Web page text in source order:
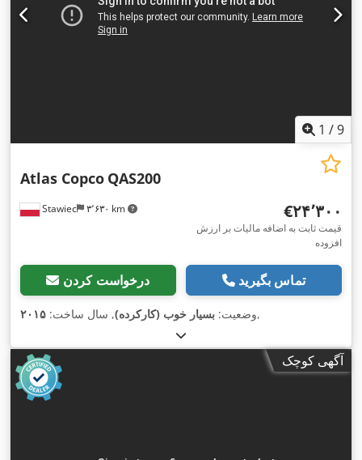
1 /9
Stawiec ۳٬۶۳۰ km
Atlas Copco QAS200
‎€۲۴٬۳۰۰
قیمت ثابت به اضافه مالیات بر ارزش
افزوده
درخواست کردن تماس بگیرید
وضعیت: بسیار خوب (کارکرده), سال ساخت: ۲۰۱۵ ,
آگهی کوچک